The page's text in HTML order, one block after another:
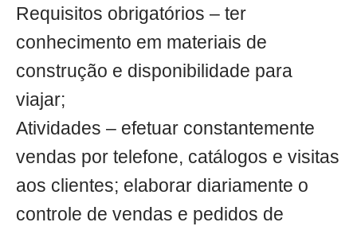
Requisitos obrigatórios – ter
conhecimento em materiais de
construção e disponibilidade para
viajar;
Atividades – efetuar constantemente
vendas por telefone, catálogos e visitas
aos clientes; elaborar diariamente o
controle de vendas e pedidos de